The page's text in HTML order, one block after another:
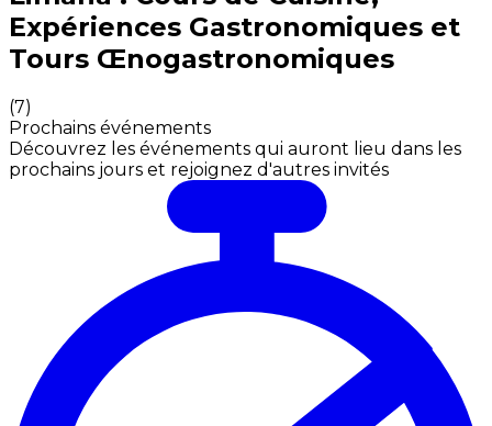
Expériences Gastronomiques et
Tours Œnogastronomiques
(7)
Prochains événements
Découvrez les événements qui auront lieu dans les
prochains jours et rejoignez d'autres invités